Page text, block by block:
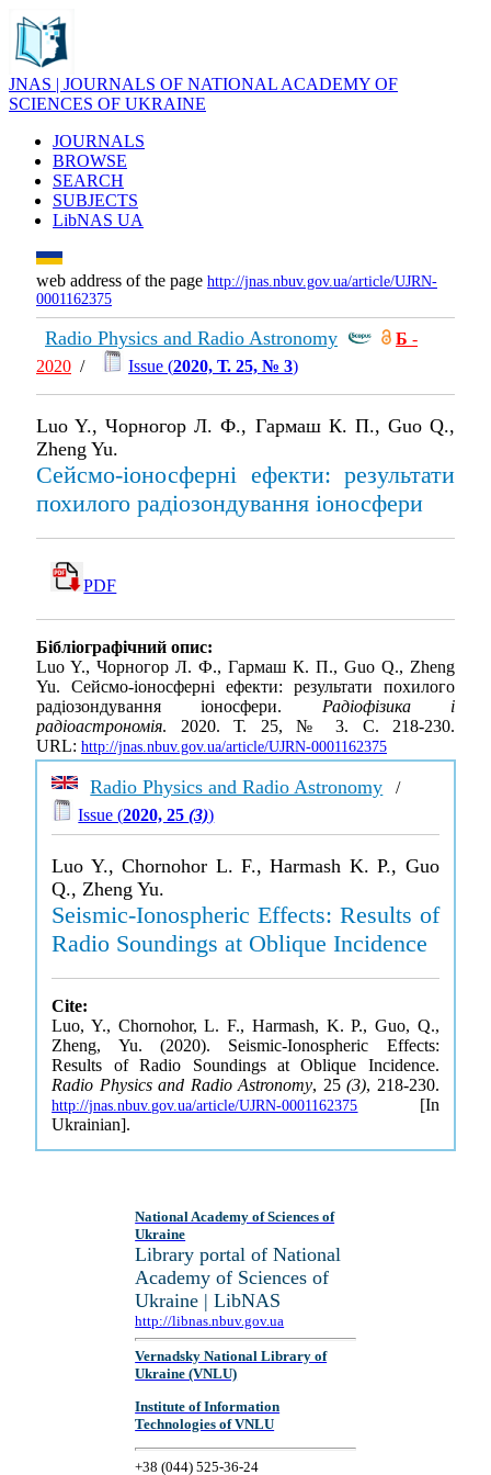
JNAS | JOURNALS OF NATIONAL ACADEMY OF
SCIENCES OF UKRAINE
JOURNALS
BROWSE
SEARCH
SUBJECTS
LibNAS UA
web address of the page http://jnas.nbuv.gov.ua/article/UJRN-
0001162375
Radio Physics and Radio Astronomy Б -
2020 / Issue (2020, Т. 25, № 3)
Luo Y., Чорногор Л. Ф., Гармаш К. П., Guo Q.,
Zheng Yu.
Сейсмо-іоносферні ефекти: результати
похилого радіозондування іоносфери
PDF
Бібліографічний опис:
Luo Y., Чорногор Л. Ф., Гармаш К. П., Guo Q., Zheng
Yu. Сейсмо-іоносферні ефекти: результати похилого
радіозондування іоносфери. Радіофізика і
радіоастрономія. 2020. Т. 25, № 3. С. 218-230.
URL: http://jnas.nbuv.gov.ua/article/UJRN-0001162375
Radio Physics and Radio Astronomy /
Issue (2020, 25(3))
Luo Y., Chornohor L. F., Harmash K. P., Guo
Q., Zheng Yu.
Seismic-Ionospheric Effects: Results of
Radio Soundings at Oblique Incidence
Cite:
Luo, Y., Chornohor, L. F., Harmash, K. P., Guo, Q.,
Zheng, Yu. (2020). Seismic-Ionospheric Effects:
Results of Radio Soundings at Oblique Incidence.
Radio Physics and Radio Astronomy, 25(3), 218-230.
http://jnas.nbuv.gov.ua/article/UJRN-0001162375 [In
Ukrainian].
National Academy of Sciences of
Ukraine
Library portal of National
Academy of Sciences of
Ukraine | LibNAS
http://libnas.nbuv.gov.ua
Vernadsky National Library of
Ukraine (VNLU)
Institute of Information
Technologies of VNLU
+38 (044) 525-36-24